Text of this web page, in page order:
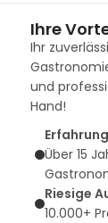
Ihre
Ihr
und
Hand!
Über 15
Riesige
10.000+